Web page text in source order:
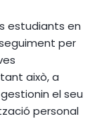
estudiants en
per
això, a
el seu
personal